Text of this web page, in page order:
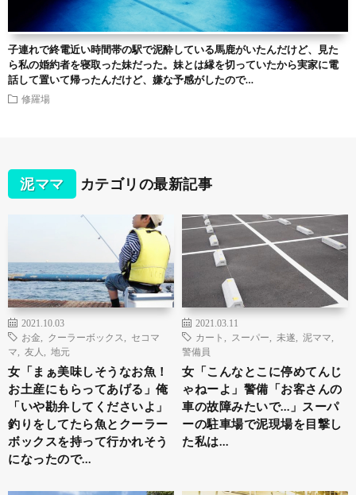
子連れで終電近い時間帯の駅で泥酔している馬鹿がいたんだけど、見た
ら私の婚約者を寝取った妹だった。妹とは縁を切っていたから実家に電
話して置いて帰ったんだけど、嫌な予感がしたので…
修羅場
泥ママ カテゴリの最新記事
2021.10.03
お金
クーラーボックス
セコマ
マ
友人 地元
女「まぁ美味しそうなお魚！
お土産にもらってあげる」俺
「いや勘弁してくださいよ」
釣りをしてたら魚とクーラー
ボックスを持って行かれそう
になったので…
2021.03.11
カート
スーパー 未遂 泥ママ
警備員
女「こんなとこに停めてんじ
ゃねーよ」警備「お客さんの
車の故障みたいで…」スーパ
ーの駐車場で泥現場を目撃し
た私は…